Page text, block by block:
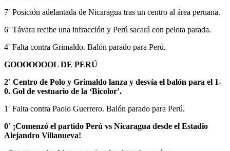
7′ Posición adelantada de Nicaragua tras un centro al área peruana.
6′ Távara recibe una infracción y Perú sacará con pelota parada.
4′ Falta contra Grimaldo. Balón parado para Perú.
GOOOOOOOL DE PERÚ
2′ Centro de Polo y Grimaldo lanza y desvía el balón para el 1-
0. Gol de vestuario de la ‘Bicolor’.
1′ Falta contra Paolo Guerrero. Balón parado para Perú.
0′ ¡Comenzó el partido Perú vs Nicaragua desde el Estadio
Alejandro Villanueva!